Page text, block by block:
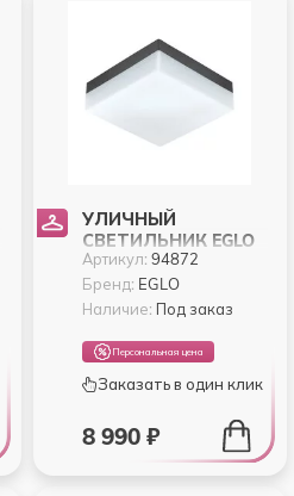
УЛИЧНЫЙ
СВЕТИЛЬНИК EGLO
SONELLA 94872
Артикул:94872
Бренд: EGLO
Наличие: Под заказ
Персональная цена
Заказать в один клик
8 990 ₽